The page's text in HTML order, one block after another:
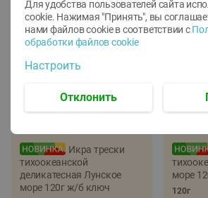
22%
Икра трески
тихоокеанской
деликатесная Лунское
море 120г ж/б ключ
-17%
море
120г
Для удобства пользователей сайта
cookie. Нажимая "Принять", вы
нами файлов cookie в соответствии с
обработки файлов cookie
Настроить
Отклонить